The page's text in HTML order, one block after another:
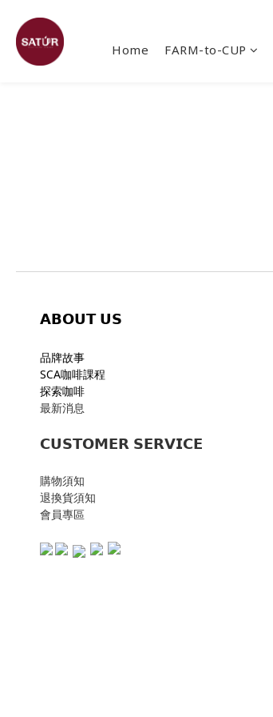
Home FARM-to-CUP
𝗔𝗕𝗢𝗨𝗧 𝗨𝗦
品牌故事
SCA咖啡課程
探索咖啡
最新消息
𝗖𝗨𝗦𝗧𝗢𝗠𝗘𝗥 𝗦𝗘𝗥𝗩𝗜𝗖𝗘
購物須知
退換貨須知
會員專區